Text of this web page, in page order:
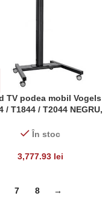
TV podea mobil Vogels
/ T1844 / T2044 NEGRU,
max 80 kg
În stoc
3,777.93 lei
7 8 →